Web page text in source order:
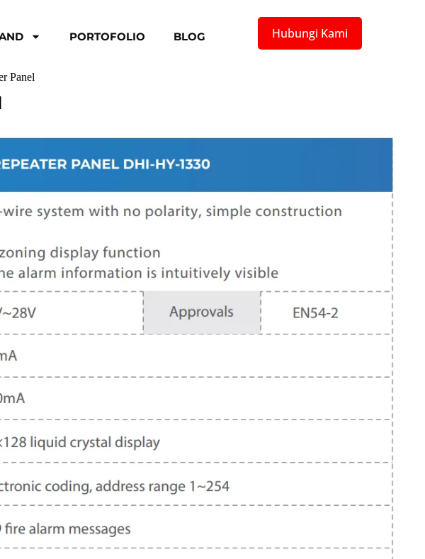
PORTOFOLIO BLOG Hubungi Kami
Panel